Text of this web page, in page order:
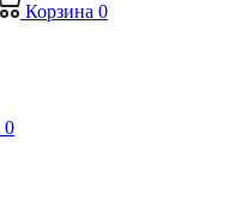
Корзина 0
0